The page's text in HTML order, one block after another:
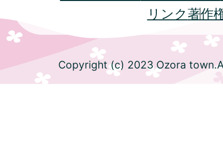
リンク著作
Copyright (c) 2023 Ozora